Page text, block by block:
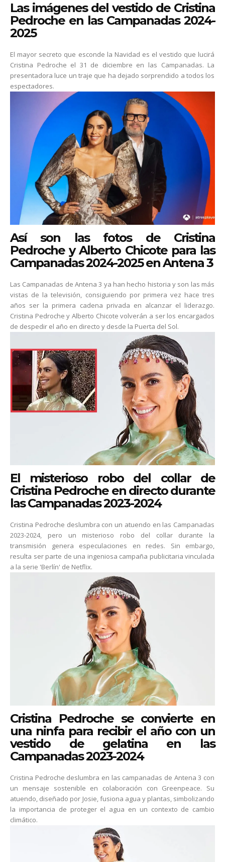
Las imágenes del vestido de Cristina
Pedroche en las Campanadas 2024-
2025
El mayor secreto que esconde la Navidad es el vestido que lucirá
Cristina Pedroche el 31 de diciembre en las Campanadas. La
presentadora luce un traje que ha dejado sorprendido a todos los
espectadores.
Así son las fotos de Cristina
Pedroche y Alberto Chicote para las
Campanadas 2024-2025 en Antena 3
Las Campanadas de Antena 3 ya han hecho historia y son las más
vistas de la televisión, consiguiendo por primera vez hace tres
años ser la primera cadena privada en alcanzar el liderazgo.
Cristina Pedroche y Alberto Chicote volverán a ser los encargados
de despedir el año en directo y desde la Puerta del Sol.
El misterioso robo del collar de
Cristina Pedroche en directo durante
las Campanadas 2023-2024
Cristina Pedroche deslumbra con un atuendo en las Campanadas
2023-2024, pero un misterioso robo del collar durante la
transmisión genera especulaciones en redes. Sin embargo,
resulta ser parte de una ingeniosa campaña publicitaria vinculada
a la serie 'Berlín' de Netflix.
Cristina Pedroche se convierte en
una ninfa para recibir el año con un
vestido de gelatina en las
Campanadas 2023-2024
Cristina Pedroche deslumbra en las campanadas de Antena 3 con
un mensaje sostenible en colaboración con Greenpeace. Su
atuendo, diseñado por Josie, fusiona agua y plantas, simbolizando
la importancia de proteger el agua en un contexto de cambio
climático.